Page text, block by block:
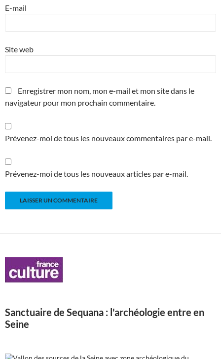
E-mail
Site web
Enregistrer mon nom, mon e-mail et mon site dans le
navigateur pour mon prochain commentaire.
Prévenez-moi de tous les nouveaux commentaires par e-mail.
Prévenez-moi de tous les nouveaux articles par e-mail.
Sanctuaire de Sequana : l'archéologie entre en
Seine